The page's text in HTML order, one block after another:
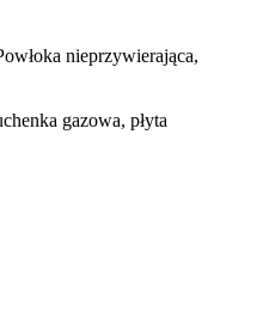
nieprzywierająca,
gazowa, płyta